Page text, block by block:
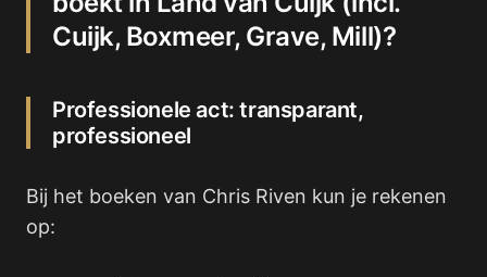
Cuijk, Boxmeer, Grave, Mill)?
Professionele act: transparant,
professioneel
Bij het boeken van Chris Riven kun je rekenen
op: